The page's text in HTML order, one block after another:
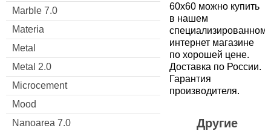
Marble 7.0
Materia
Metal
Metal 2.0
Microcement
Mood
Nanoarea 7.0
60x60 можно купить
в нашем
специализированном
интернет магазине
по хорошей цене.
Доставка по России.
Гарантия
производителя.
Другие